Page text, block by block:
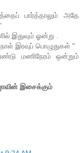
பார்த்தாலும் அதே
இதுவும் ஓன்று .
இரவுப் பொழுதுகள் "
மணிநேரம் ஒன்றும்
இசைக்கும்